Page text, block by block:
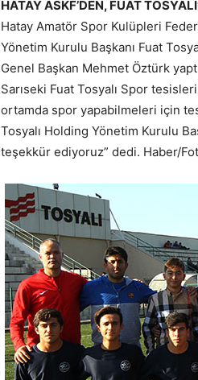
HATAY ASKF’DEN, FUAT
Hatay Amatör Spor Kulüpleri
Yönetim Kurulu Başkanı Fuat
Genel Başkan Mehmet Öztürk
Sarıseki Fuat Tosyalı Spor
ortamda spor yapabilmeleri için
Tosyalı Holding Yönetim Kurulu
teşekkür ediyoruz” dedi. Haber/